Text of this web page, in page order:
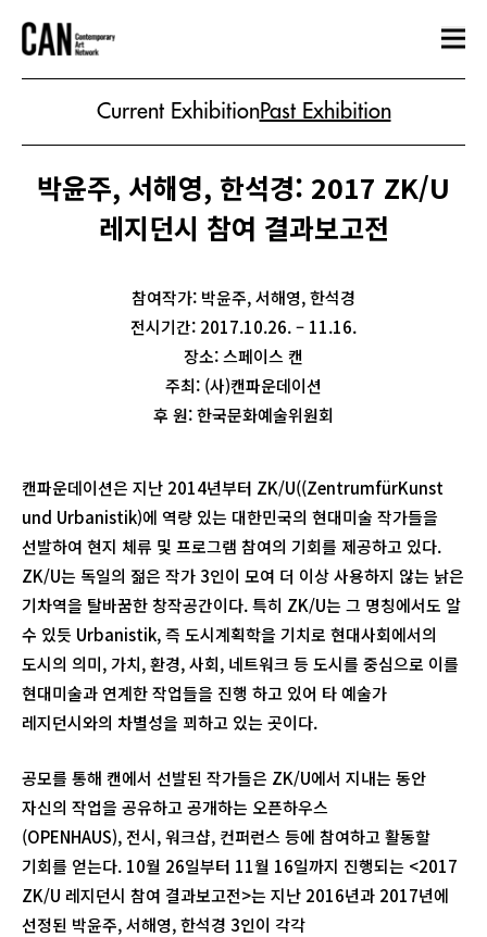
Current ExhibitionPast Exhibition
박윤주, 서해영, 한석경: 2017 ZK/U
레지던시 참여 결과보고전
참여작가: 박윤주, 서해영, 한석경
전시기간: 2017.10.26. – 11.16.
장소: 스페이스 캔
주최: (사)캔파운데이션
후 원: 한국문화예술위원회
캔파운데이션은 지난 2014년부터 ZK/U((ZentrumfürKunst
und Urbanistik)에 역량 있는 대한민국의 현대미술 작가들을
선발하여 현지 체류 및 프로그램 참여의 기회를 제공하고 있다.
ZK/U는 독일의 젊은 작가 3인이 모여 더 이상 사용하지 않는 낡은
기차역을 탈바꿈한 창작공간이다. 특히 ZK/U는 그 명칭에서도 알
수 있듯 Urbanistik, 즉 도시계획학을 기치로 현대사회에서의
도시의 의미, 가치, 환경, 사회, 네트워크 등 도시를 중심으로 이를
현대미술과 연계한 작업들을 진행 하고 있어 타 예술가
레지던시와의 차별성을 꾀하고 있는 곳이다.
공모를 통해 캔에서 선발된 작가들은 ZK/U에서 지내는 동안
자신의 작업을 공유하고 공개하는 오픈하우스
(OPENHAUS), 전시, 워크샵, 컨퍼런스 등에 참여하고 활동할
기회를 얻는다. 10월 26일부터 11월 16일까지 진행되는 <2017
ZK/U 레지던시 참여 결과보고전>는 지난 2016년과 2017년에
선정된 박윤주, 서해영, 한석경 3인이 각각